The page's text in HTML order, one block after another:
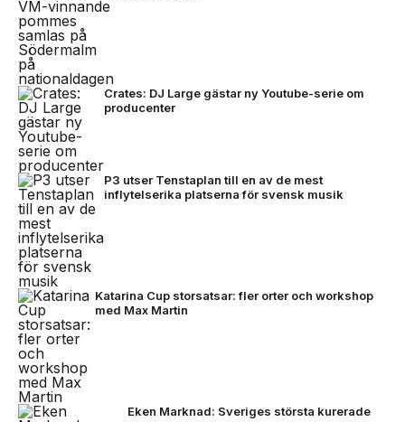
Crates: DJ Large gästar ny Youtube-serie om
producenter
P3 utser Tenstaplan till en av de mest
inflytelserika platserna för svensk musik
Katarina Cup storsatsar: fler orter och workshop
med Max Martin
Eken Marknad: Sveriges största kurerade